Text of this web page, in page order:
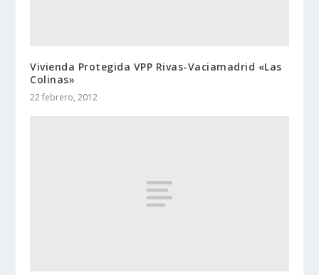
Vivienda Protegida VPP Rivas-Vaciamadrid «Las
Colinas»
22 febrero, 2012